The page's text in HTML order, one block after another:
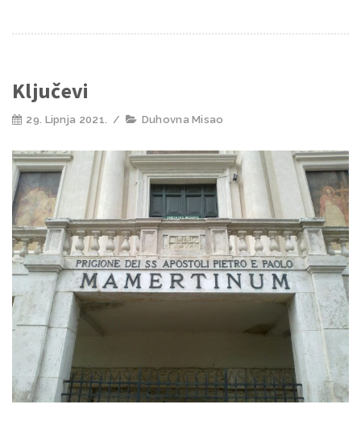
Ključevi
29. Lipnja 2021. / Duhovna Misao